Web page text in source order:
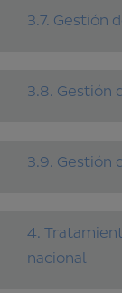
3.7. Gestión
3.8. Gestión
3.9. Gestión
4.
nacional